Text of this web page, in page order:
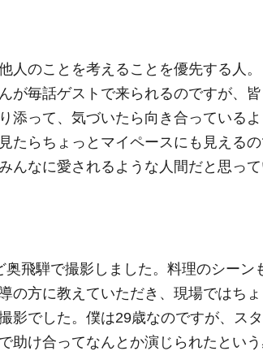
人のことを考えることを優先する人
が毎話ゲストで来られるのですが、
添って、気づいたら向き合っている
たらちょっとマイペースにも見える
んなに愛されるような人間だと思っ
飛騨で撮影しました。料理のシーン
の方に教えていただき、現場ではち
影でした。僕は29歳なのですが、スタ
助け合ってなんとか演じられたとい